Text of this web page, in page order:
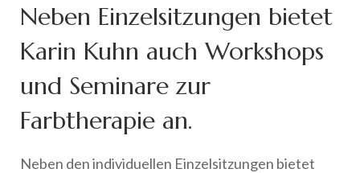
Neben Einzelsitzungen bietet
Karin Kuhn auch Workshops
und Seminare zur
Farbtherapie an.
Neben den individuellen Einzelsitzungen bietet